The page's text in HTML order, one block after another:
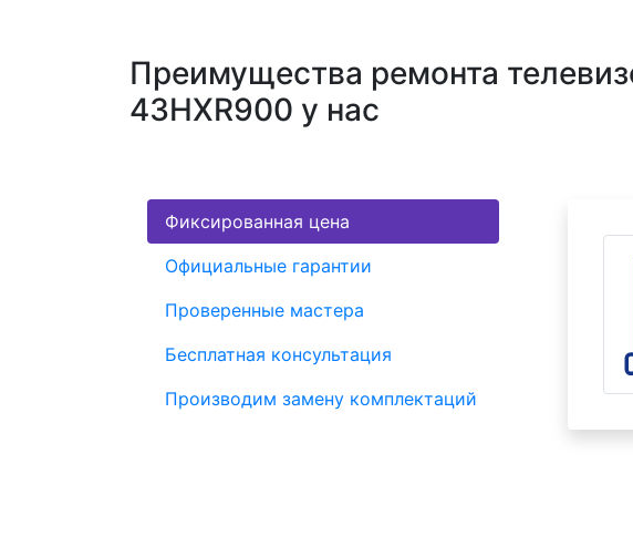
Преимущества ремонта
43HXR900 у нас
Фиксированная цена
Официальные гарантии
Проверенные мастера
Бесплатная консультация
Производим замену комплектаций